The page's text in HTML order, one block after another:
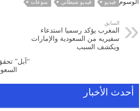
الوسوم فيديو فيديو شيطاني منوعات
السابق
المغرب يؤكد رسميا استدعاء
سفيريه من السعودية والإمارات
ويكشف السبب
“آبل”
أحدث الأخبار